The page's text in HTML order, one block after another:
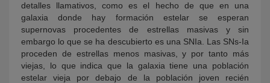
detalles llamativos, como es el hecho de que en una
galaxia donde hay formación estelar se esperan
supernovas procedentes de estrellas masivas y sin
embargo lo que se ha descubierto es una SNIa. Las SNs-Ia
proceden de estrellas menos masivas, y por tanto más
viejas, lo que indica que la galaxia tiene una población
estelar vieja por debajo de la población joven recién